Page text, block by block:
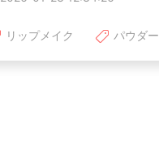
リップメイク パウダ